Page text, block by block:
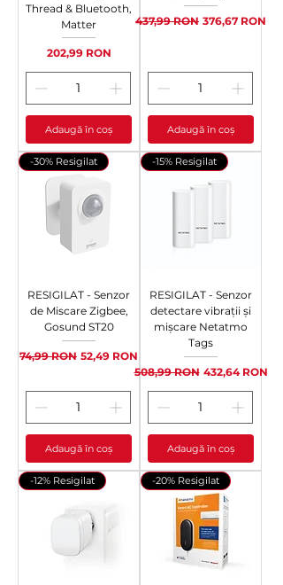
Thread & Bluetooth,
Matter
Preț
202,99 RON
Adaugă în coș
Preț normal
437,99 RON Preț redus
376,67 RON
Adaugă în coș
-30% Resigilat
RESIGILAT - Senzor
de Miscare Zigbee,
Gosund ST20
Preț normal
74,99 RON Preț redus
52,49 RON
Adaugă în coș
-15% Resigilat
RESIGILAT - Senzor
detectare vibrații și
mișcare Netatmo
Tags
Preț normal
508,99 RON Preț redus
432,64 RON
Adaugă în coș
-12% Resigilat -20% Resigilat